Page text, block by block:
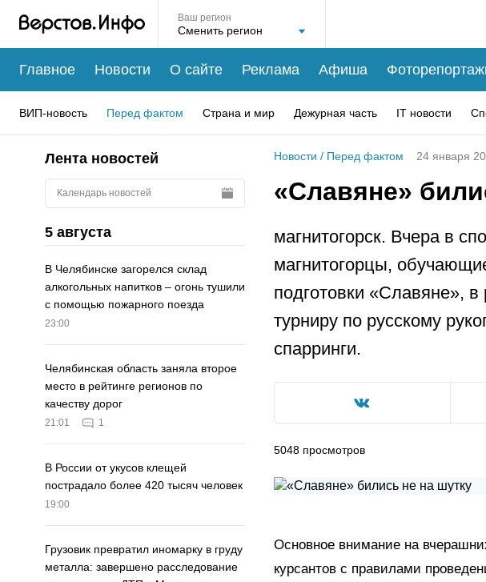
Ваш регион
Главное Новости О сайте Реклама Афиша
ВИП-новость Перед фактом Страна и мир Дежурная часть IT новости
Лента новостей
Календарь новостей
5 августа
В Челябинске загорелся склад
алкогольных напитков – огонь тушили
с помощью пожарного поезда
23:00
Челябинская область заняла второе
место в рейтинге регионов по
качеству дорог
21:01 1
В России от укусов клещей
пострадало более 420 тысяч человек
19:00
Грузовик превратил иномарку в груду
металла: завершено расследование
Новости / Перед фактом 24 января
«Славяне»
магнитогорск. Вчера в
магнитогорцы,
подготовки «Славяне»,
турниру по русскому
спарринги.
5048 просмотров
Основное внимание на
курсантов с правилами